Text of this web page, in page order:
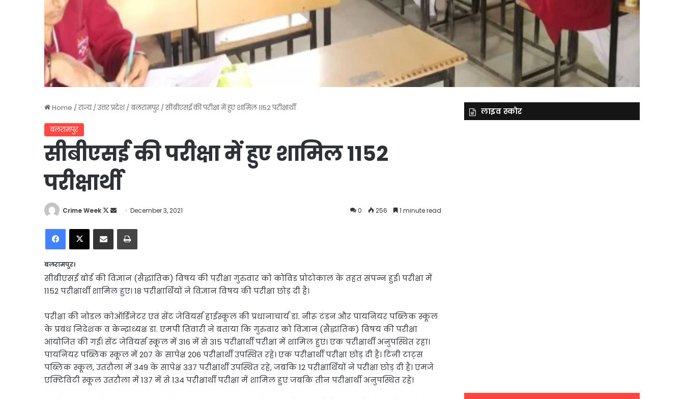
Home / राज्य / उत्तर प्रदेश / बलरामपुर / सीबीएसई की परीक्षा में हुए शामिल 1152 परीक्षार्थी
बलरामपुर
सीबीएसई की परीक्षा में हुए शामिल 1152
परीक्षार्थी
Crime Week
Follow
Send
email
December 3, 2021 0 256 1 minute read
Facebook
X Share via Email Print
बलरामपुर।
सीबीएसई बोर्ड की विज्ञान (सैद्धांतिक) विषय की परीक्षा गुरुवार को कोविड प्रोटोकाल के तहत संपन्न हुई। परीक्षा में
1152 परीक्षार्थी शामिल हुए। 18 परीक्षार्थियों ने विज्ञान विषय की परीक्षा छोड़ दी है।
परीक्षा की नोडल कोऑर्डिनेटर एवं सेंट जेवियर्स हाईस्कूल की प्रधानाचार्य डा. नीरू टंडन और पायनियर पब्लिक स्कूल
के प्रबंध निदेशक व केन्द्राध्यक्ष डा. एमपी तिवारी ने बताया कि गुरुवार को विज्ञान (सैद्धांतिक) विषय की परीक्षा
आयोजित की गई। सेंट जेवियर्स स्कूल में 316 में से 315 परीक्षार्थी परीक्षा में शामिल हुए। एक परीक्षार्थी अनुपस्थित रहा।
पायनियर पब्लिक स्कूल में 207 के सापेक्ष 206 परीक्षार्थी उपस्थित रहे। एक परीक्षार्थी परीक्षा छोड़ दी है। टिनी टाट्स
पब्लिक स्कूल, उतरौला में 349 के सापेक्ष 337 परीक्षार्थी उपस्थित रहे, जबकि 12 परीक्षार्थियों ने परीक्षा छोड़ दी है। एमजे
एक्टिविटी स्कूल उतरौला में 137 में से 134 परीक्षार्थी परीक्षा में शामिल हुए जबकि तीन परीक्षार्थी अनुपस्थित रहे।
लाइव स्कोर